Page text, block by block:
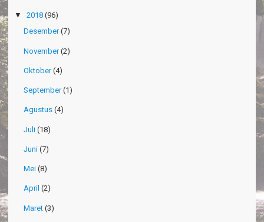
▼ 2018 (96)
Desember(7)
November(2)
Oktober(4)
September(1)
Agustus (4)
Juli (18)
Juni (7)
Mei (8)
April (2)
Maret (3)